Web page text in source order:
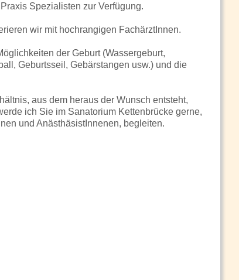
Spezialisten zur Verfügung.
wir mit hochrangigen FachärztInnen.
der Geburt (Wassergeburt,
Geburtsseil, Gebärstangen usw.) und die
aus dem heraus der Wunsch entsteht,
ich Sie im Sanatorium Kettenbrücke gerne,
und AnästhäsistInnenen, begleiten.